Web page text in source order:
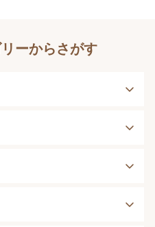
ーからさがす